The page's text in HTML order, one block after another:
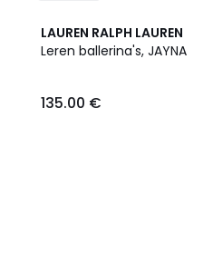
LAUREN RALPH LAUREN
Leren ballerina's, JAYNA
€.
135.00 €